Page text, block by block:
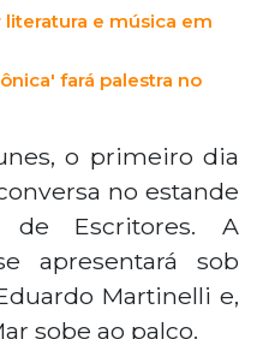
e música em
fará palestra no
o primeiro dia
no estande
de Escritores. A
apresentará sob
Martinelli e,
sobe ao palco.